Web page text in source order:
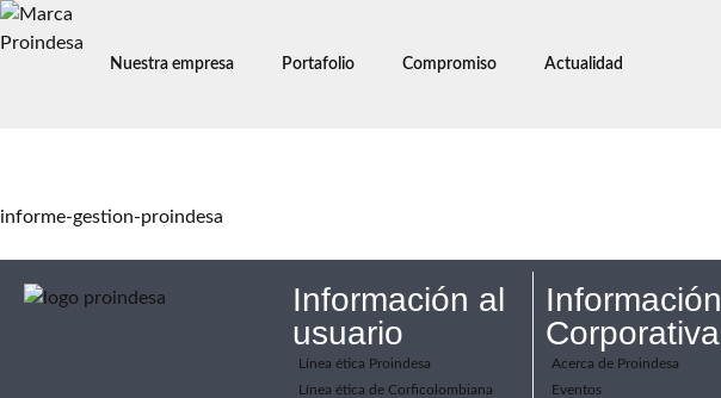
Nuestra empresa Portafolio Compromiso Actualidad
informe-gestion-proindesa
Información al
usuario
Línea ética Proindesa
Línea ética de Corficolombiana
Información
Corporativa
Acerca de Proindesa
Eventos